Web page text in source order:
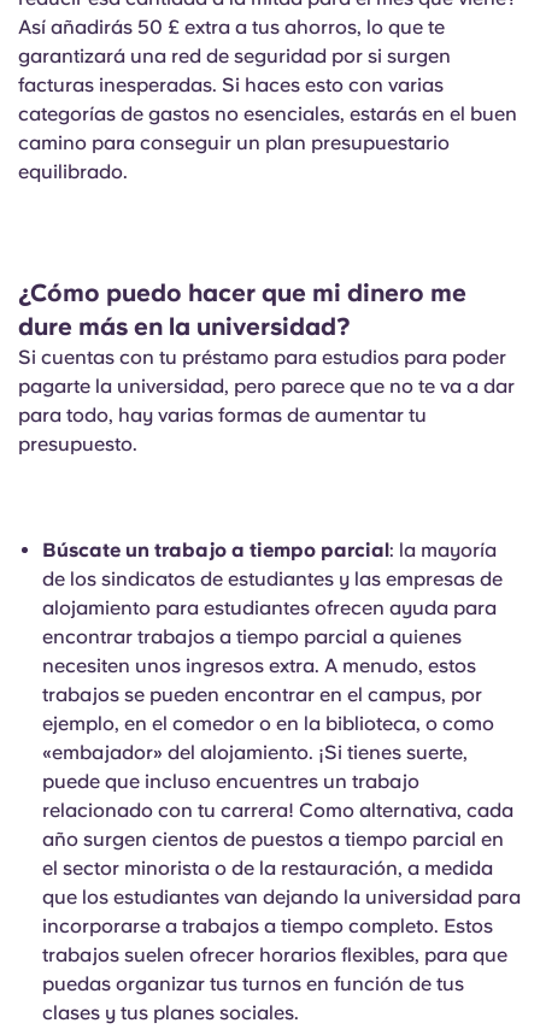
Así añadirás 50 £ extra a tus ahorros, lo que te
garantizará una red de seguridad por si surgen
facturas inesperadas. Si haces esto con varias
categorías de gastos no esenciales, estarás en el buen
camino para conseguir un plan presupuestario
equilibrado.
¿Cómo puedo hacer que mi dinero me
dure más en la universidad?
Si cuentas con tu préstamo para estudios para poder
pagarte la universidad, pero parece que no te va a dar
para todo, hay varias formas de aumentar tu
presupuesto.
Búscate un trabajo a tiempo parcial: la mayoría
de los sindicatos de estudiantes y las empresas de
alojamiento para estudiantes ofrecen ayuda para
encontrar trabajos a tiempo parcial a quienes
necesiten unos ingresos extra. A menudo, estos
trabajos se pueden encontrar en el campus, por
ejemplo, en el comedor o en la biblioteca, o como
«embajador» del alojamiento. ¡Si tienes suerte,
puede que incluso encuentres un trabajo
relacionado con tu carrera! Como alternativa, cada
año surgen cientos de puestos a tiempo parcial en
el sector minorista o de la restauración, a medida
que los estudiantes van dejando la universidad para
incorporarse a trabajos a tiempo completo. Estos
trabajos suelen ofrecer horarios flexibles, para que
puedas organizar tus turnos en función de tus
clases y tus planes sociales.